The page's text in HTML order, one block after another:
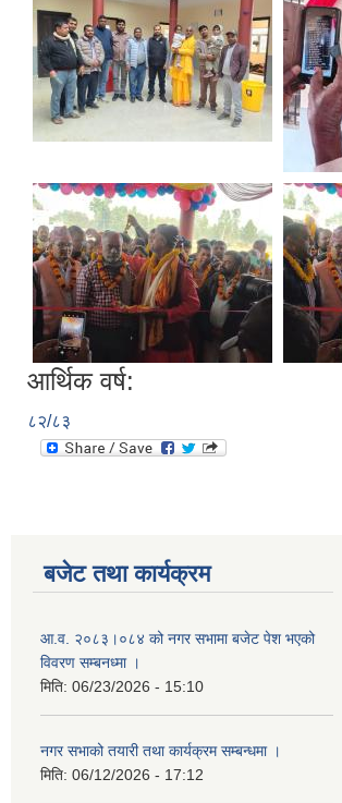
आर्थिक वर्ष:
८२/८३
बजेट तथा कार्यक्रम
आ.व. २०८३।०८४ को नगर सभामा बजेट पेश भएको
विवरण सम्बनध्मा ।
मिति: 06/23/2026 - 15:10
नगर सभाको तयारी तथा कार्यक्रम सम्बन्धमा ।
मिति: 06/12/2026 - 17:12